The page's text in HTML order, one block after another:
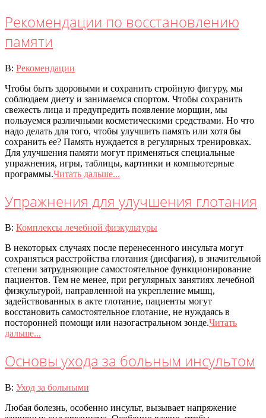
Рекомендации по восстановлению
памяти
2020-
21
В: Рекомендации
Чтобы быть здоровыми и сохранить стройную фигуру, мы
соблюдаем диету и занимаемся спортом. Чтобы сохранить
свежесть лица и предупредить появление морщин, мы
пользуемся различными косметическими средствами. Но что
надо делать для того, чтобы улучшить память или хотя бы
сохранить ее? Память нуждается в регулярных тренировках.
Для улучшения памяти могут применяться специальные
упражнения, игры, таблицы, картинки и компьютерные
программы.Читать дальше...
Упражнения для улучшения глотания
2020-
08
В: Комплексы лечебной физкультуры
В некоторых случаях после перенесенного инсульта могут
сохраняться расстройства глотания (дисфагия), в значительной
степени затрудняющие самостоятельное функционирование
пациентов. Тем не менее, при регулярных занятиях лечебной
физкультурой, направленной на укрепление мышц,
задействованных в акте глотание, пациенты могут
восстановить самостоятельное глотание, не нуждаясь в
посторонней помощи или назогастральном зонде.Читать
дальше...
Основы ухода за больным инсультом
2020-
08
В: Уход за больными
Любая болезнь, особенно инсульт, вызывает напряжение